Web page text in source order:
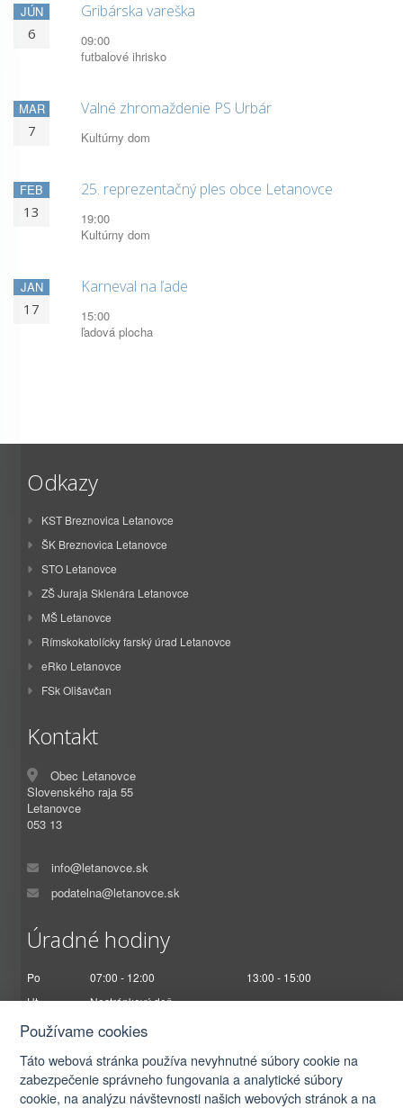
JÚN
6
Gribárska vareška
09:00
futbalové ihrisko
MAR
7
Valné zhromaždenie PS Urbár
Kultúrny dom
FEB
13
25. reprezentačný ples obce Letanovce
19:00
Kultúrny dom
JAN
17
Karneval na ľade
15:00
ľadová plocha
Odkazy
KST Breznovica Letanovce
ŠK Breznovica Letanovce
STO Letanovce
ZŠ Juraja Sklenára Letanovce
MŠ Letanovce
Rímskokatolícky farský úrad Letanovce
eRko Letanovce
FSk Olišavčan
Kontakt
Obec Letanovce
Slovenského raja 55
Letanovce
053 13
info@letanovce.sk
podatelna@letanovce.sk
Úradné hodiny
Po 07:00 - 12:00
13:00 - 15:00
Ut
Nestránkový deň
St
07:00 - 12:00
Pi
07:00 - 12:30
Používame cookies
Táto webová stránka používa nevyhnutné súbory cookie na
zabezpečenie správneho fungovania a analytické súbory
cookie, na analýzu návštevnosti našich webových stránok a na